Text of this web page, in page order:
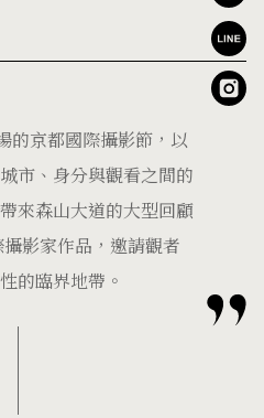
的京都國際攝影節，以
市、身分與觀看之間的
來森山大道的大型回顧
影家作品，邀請觀者
的臨界地帶。